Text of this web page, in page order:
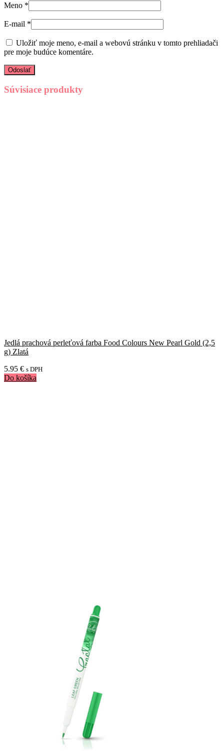
Meno *
E-mail *
Uložiť moje meno, e-mail a webovú stránku v tomto prehliadači
pre moje budúce komentáre.
Súvisiace produkty
Jedlá prachová perleťová farba Food Colours New Pearl Gold (2,5
g) Zlatá
5.95 € s DPH
Do košíka